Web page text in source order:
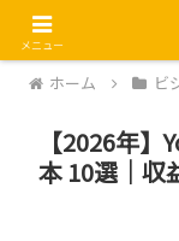
ホーム ビ
【2026年
本 10選｜収
メニュー